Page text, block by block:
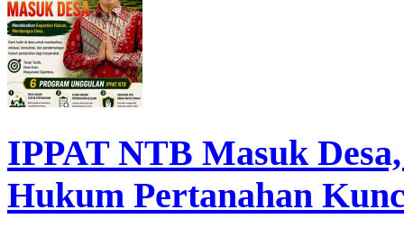
IPPAT NTB Masuk
Hukum Pertanahan